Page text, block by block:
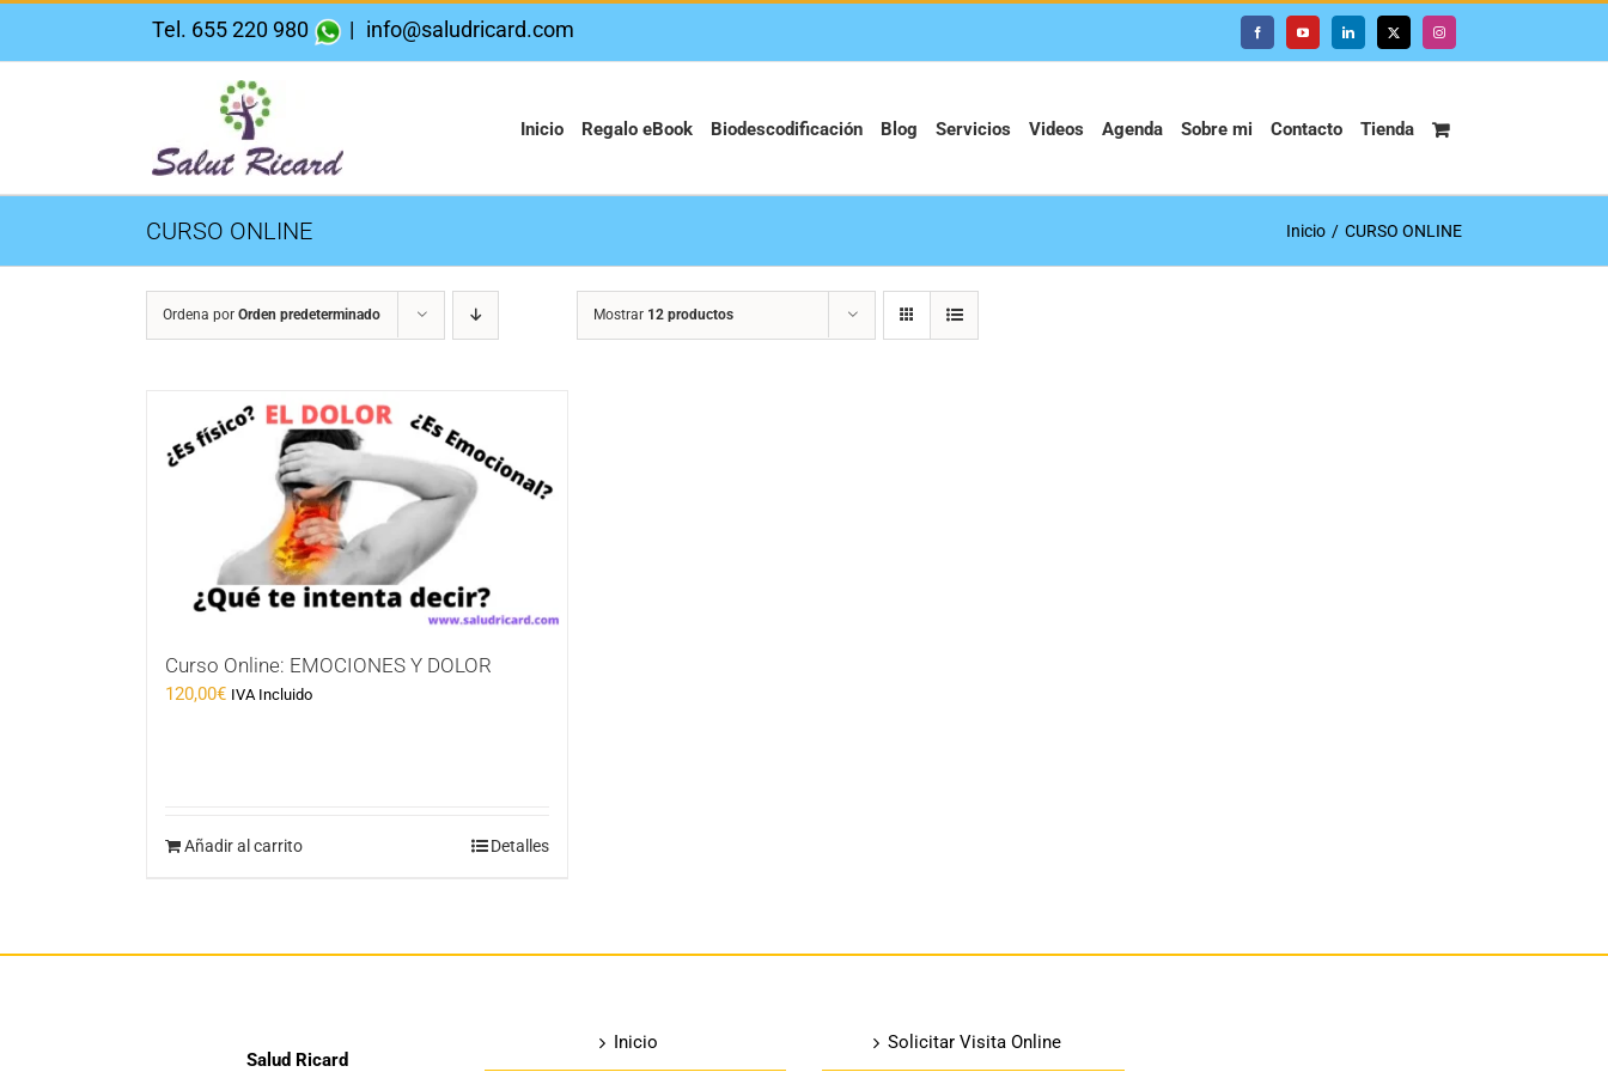
Tel. 655 220 980 | info@saludricard.com FacebookYouTube LinkedIn X Instagram
Inicio Regalo eBook Biodescodificación Blog Servicios Videos Agenda Sobre mi Contacto Tienda
CURSO ONLINE Inicio CURSO ONLINE
Ordena por Orden predeterminado Mostrar 12 productos
Curso Online: EMOCIONES Y DOLOR
120,00€ IVA Incluido
Añadir al carrito Detalles
Salud Ricard
Inicio Solicitar Visita Online